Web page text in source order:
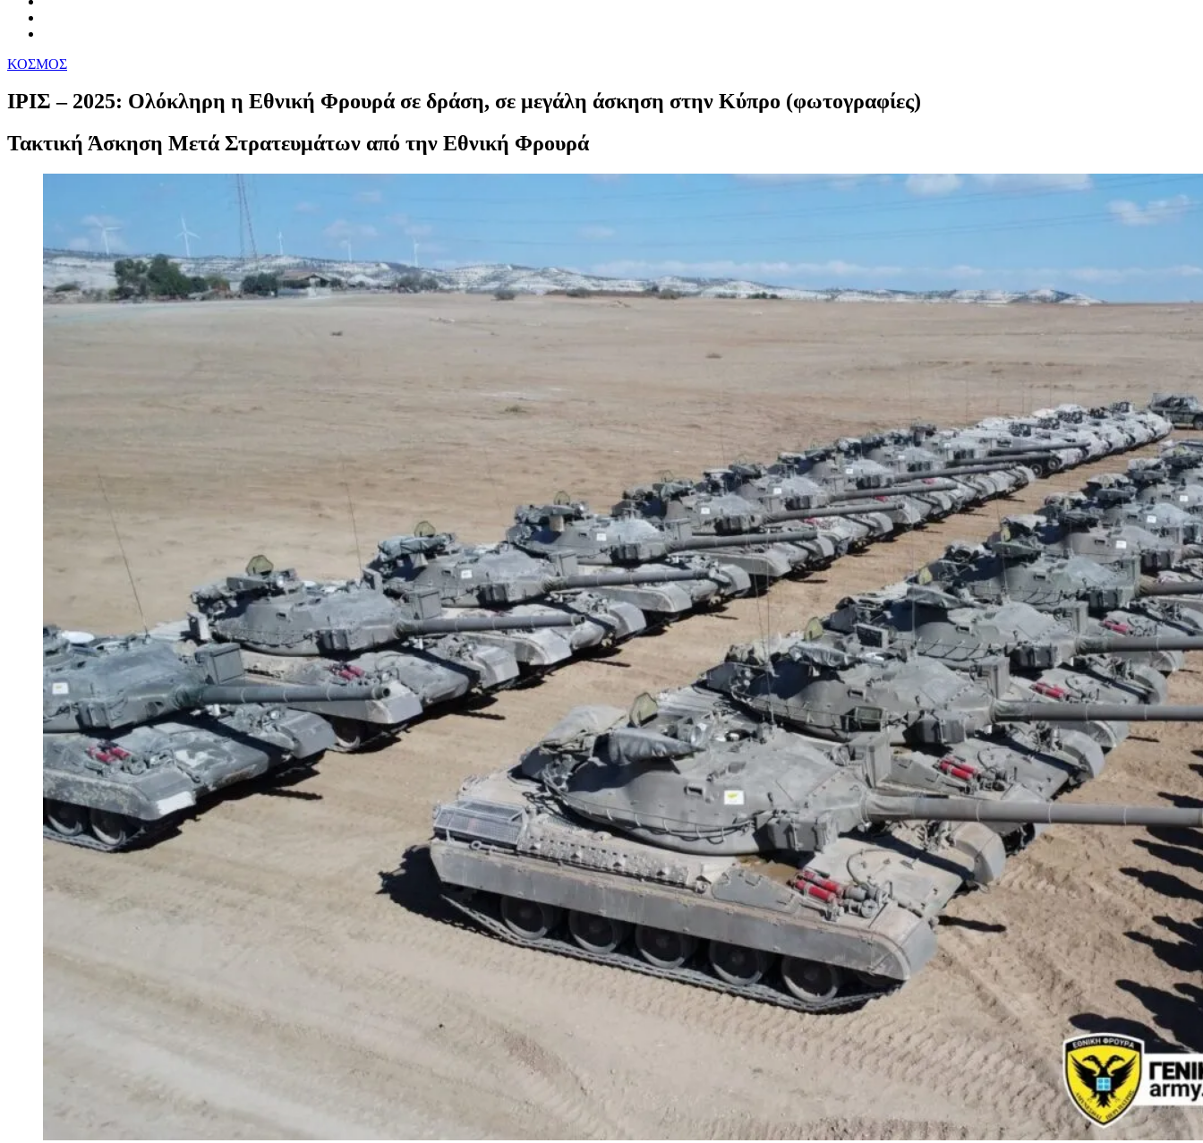
ΚΟΣΜΟΣ
ΙΡΙΣ – 2025: Ολόκληρη η Εθνική Φρουρά σε δράση, σε μεγάλη άσκηση στην Κύπρο (φωτογραφίες)
Τακτική Άσκηση Μετά Στρατευμάτων από την Εθνική Φρουρά